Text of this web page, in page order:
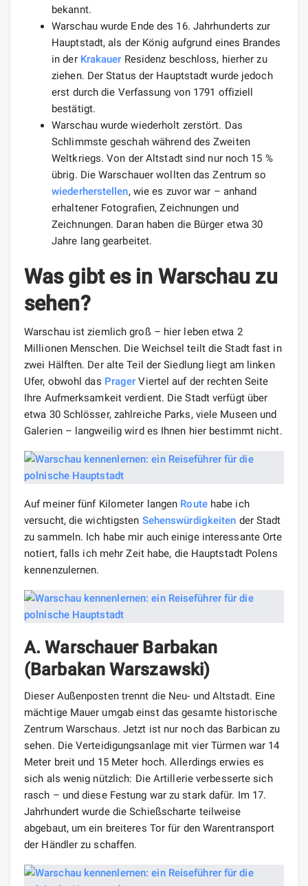
bekannt.
Warschau wurde Ende des 16. Jahrhunderts zur
Hauptstadt, als der König aufgrund eines Brandes
in der Krakauer Residenz beschloss, hierher zu
ziehen. Der Status der Hauptstadt wurde jedoch
erst durch die Verfassung von 1791 offiziell
bestätigt.
Warschau wurde wiederholt zerstört. Das
Schlimmste geschah während des Zweiten
Weltkriegs. Von der Altstadt sind nur noch 15 %
übrig. Die Warschauer wollten das Zentrum so
wiederherstellen, wie es zuvor war – anhand
erhaltener Fotografien, Zeichnungen und
Zeichnungen. Daran haben die Bürger etwa 30
Jahre lang gearbeitet.
Was gibt es in Warschau zu
sehen?
Warschau ist ziemlich groß – hier leben etwa 2
Millionen Menschen. Die Weichsel teilt die Stadt fast in
zwei Hälften. Der alte Teil der Siedlung liegt am linken
Ufer, obwohl das Prager Viertel auf der rechten Seite
Ihre Aufmerksamkeit verdient. Die Stadt verfügt über
etwa 30 Schlösser, zahlreiche Parks, viele Museen und
Galerien – langweilig wird es Ihnen hier bestimmt nicht.
Auf meiner fünf Kilometer langen Routehabe ich
versucht, die wichtigsten Sehenswürdigkeiten der Stadt
zu sammeln. Ich habe mir auch einige interessante Orte
notiert, falls ich mehr Zeit habe, die Hauptstadt Polens
kennenzulernen.
A. Warschauer Barbakan
(Barbakan Warszawski)
Dieser Außenposten trennt die Neu- und Altstadt. Eine
mächtige Mauer umgab einst das gesamte historische
Zentrum Warschaus. Jetzt ist nur noch das Barbican zu
sehen. Die Verteidigungsanlage mit vier Türmen war 14
Meter breit und 15 Meter hoch. Allerdings erwies es
sich als wenig nützlich: Die Artillerie verbesserte sich
rasch – und diese Festung war zu stark dafür. Im 17.
Jahrhundert wurde die Schießscharte teilweise
abgebaut, um ein breiteres Tor für den Warentransport
der Händler zu schaffen.